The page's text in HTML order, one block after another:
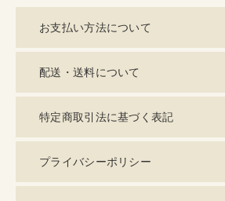
お支払い方法について
配送・送料について
特定商取引法に基づく表記
プライバシーポリシー